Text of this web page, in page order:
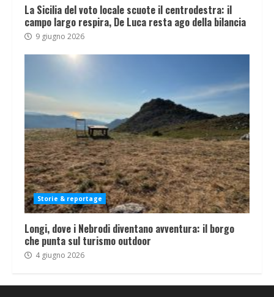
La Sicilia del voto locale scuote il centrodestra: il
campo largo respira, De Luca resta ago della bilancia
9 giugno 2026
Storie & reportage
Longi, dove i Nebrodi diventano avventura: il borgo
che punta sul turismo outdoor
4 giugno 2026